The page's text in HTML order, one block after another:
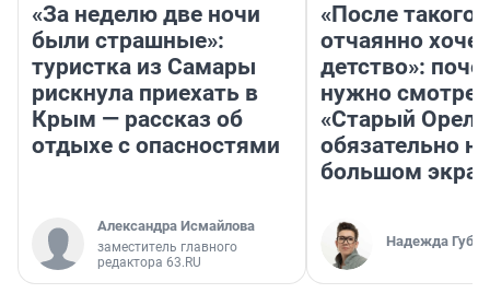
«За неделю две ночи
были страшные»:
туристка из Самары
рискнула приехать в
Крым — рассказ об
отдыхе с опасностями
Александра Исмайлова
заместитель главного
редактора 63.RU
«После такого
отчаянно
детство»:
нужно
«Старый
обязательно на
большом
Надежда